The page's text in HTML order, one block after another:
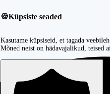
🍪Küpsiste seaded
Kasutame küpsiseid, et tagada
Mõned neist on hädavajalikud, teised